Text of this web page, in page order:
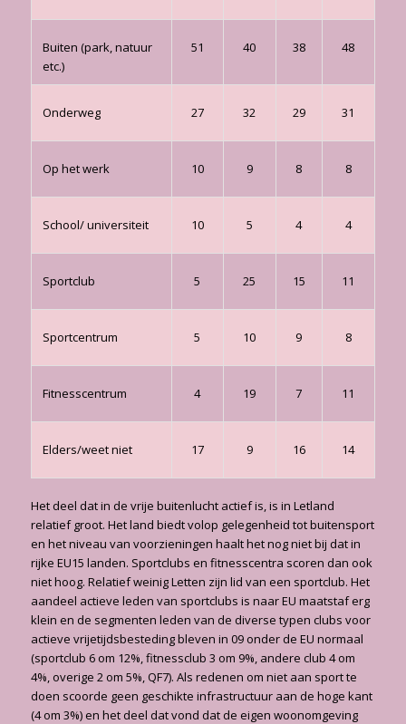
Buiten (park, natuur
etc.)
51 40 38 48
Onderweg 27 32 29 31
Op het werk 10 9 8 8
School/ universiteit 10 5 4 4
Sportclub 5 25 15 11
Sportcentrum 5 10 9 8
Fitnesscentrum 4 19 7 11
Elders/weet niet 17 9 16 14
Het deel dat in de vrije buitenlucht actief is, is in Letland
relatief groot. Het land biedt volop gelegenheid tot buitensport
en het niveau van voorzieningen haalt het nog niet bij dat in
rijke EU15 landen. Sportclubs en fitnesscentra scoren dan ook
niet hoog. Relatief weinig Letten zijn lid van een sportclub. Het
aandeel actieve leden van sportclubs is naar EU maatstaf erg
klein en de segmenten leden van de diverse typen clubs voor
actieve vrijetijdsbesteding bleven in 09 onder de EU normaal
(sportclub 6 om 12%, fitnessclub 3 om 9%, andere club 4 om
4%, overige 2 om 5%, QF7). Als redenen om niet aan sport te
doen scoorde geen geschikte infrastructuur aan de hoge kant
(4 om 3%) en het deel dat vond dat de eigen woonomgeving